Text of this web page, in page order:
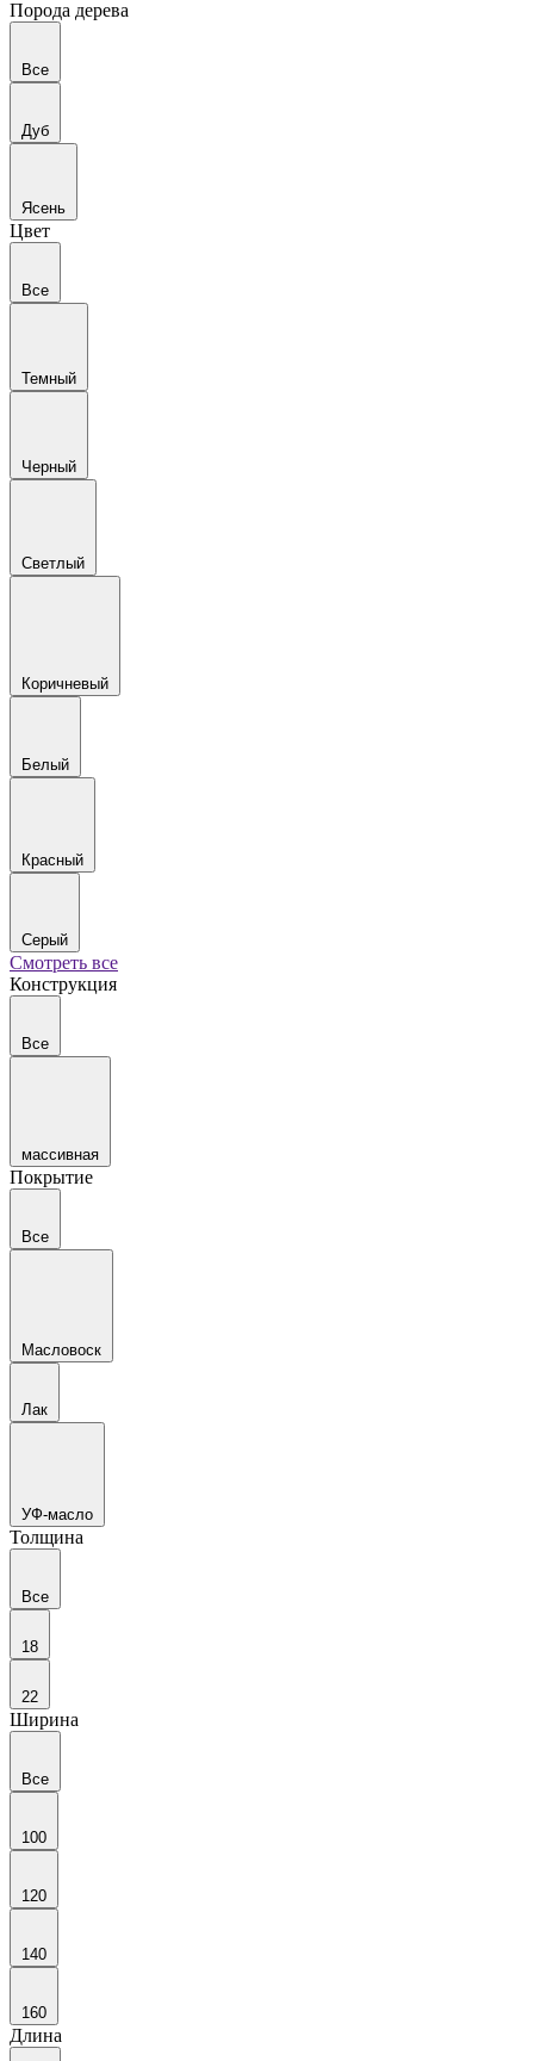
Порода дерева
Все
Дуб
Ясень
Цвет
Все
Темный
Черный
Светлый
Коричневый
Белый
Красный
Серый
Смотреть все
Конструкция
Все
массивная
Покрытие
Все
Масловоск
Лак
УФ-масло
Толщина
Все
18
22
Ширина
Все
100
120
140
160
Длина